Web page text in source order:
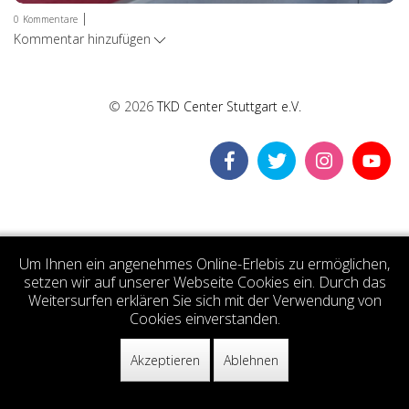
0 Kommentare |
Kommentar hinzufügen
© 2026TKD Center Stuttgart e.V.
Um Ihnen ein angenehmes Online-Erlebis zu ermöglichen,
setzen wir auf unserer Webseite Cookies ein. Durch das
Weitersurfen erklären Sie sich mit der Verwendung von
Cookies einverstanden.
Akzeptieren Ablehnen